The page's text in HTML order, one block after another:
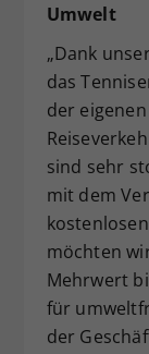
Umwelt
„Dank
das
der
sind sehr
mit dem
möchten
Mehrwert
für
der